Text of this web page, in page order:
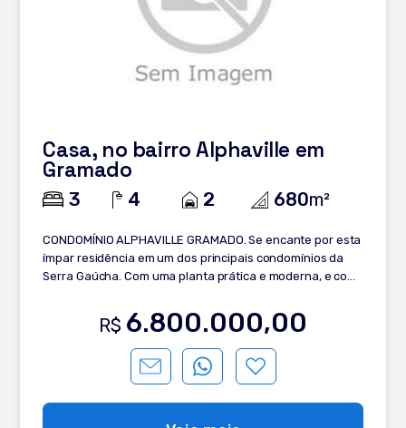
Casa, no bairro Alphaville em
Gramado
3 4 2 680m²
CONDOMÍNIO ALPHAVILLE GRAMADO. Se encante por esta
ímpar residência em um dos principais condomínios da
Serra Gaúcha. Com uma planta prática e moderna, e com
com seus detalhes: - 3 suítes ( sendo duas máster com
hidromassagem e uma no pavimento térreo) - Lavabo, -
Living 2 ambientes com pé direito duplo, - Deck - Estar
com Lareira - Sala de jantar - Cozinha com churrasqueira
e forno de pizza, - Lavanderia - Área de serviço -Splits,
calefação e água quente, - Depósito para máquinas, -
Detalhes em madeira de lei - Estacionamento para 2
R$ 6.800.000,00